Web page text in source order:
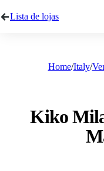
Lista de lojas
Home Italy
Kiko